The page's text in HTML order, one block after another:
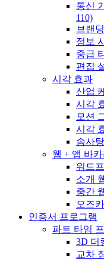
통신
110)
브랜
정보
중급
편집
시각 효과
산업
시각
모션
시각
솜사
웹 + 앱 바
워드
소개
중간
오즈
인증서 프로그램
파트 타임
3D 더
교차